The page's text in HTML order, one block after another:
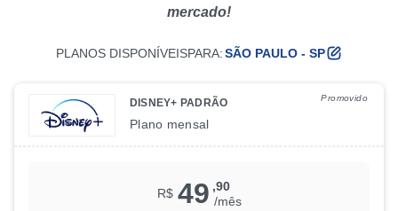
mercado!
PLANOS DISPONÍVEISPARA:SÃO PAULO - SP
Promovido
DISNEY+ PADRÃO
Plano mensal
R$ 49 ,90
/mês